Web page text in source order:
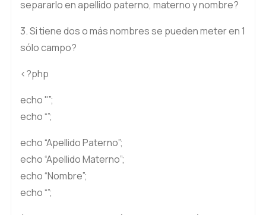
separarlo en apellido paterno, materno y nombre?
3. Si tiene dos o más nombres se pueden meter en 1
sólo campo?
<?php
echo "”;
echo “”;
echo “Apellido Paterno”;
echo “Apellido Materno”;
echo “Nombre”;
echo “”;